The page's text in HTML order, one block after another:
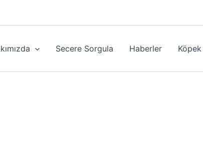
Secere Sorgula Haberler Köpek